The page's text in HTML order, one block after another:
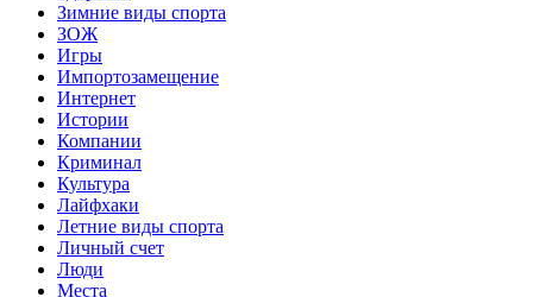
Зимние виды спорта
ЗОЖ
Игры
Импортозамещение
Интернет
Истории
Компании
Криминал
Культура
Лайфхаки
Летние виды спорта
Личный счет
Люди
Места